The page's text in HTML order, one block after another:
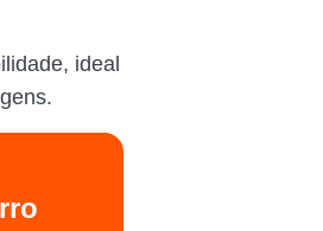
ideal